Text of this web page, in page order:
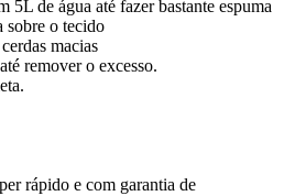
de água até fazer bastante espuma
sobre o tecido
macias
remover o excesso.
rápido e com garantia de